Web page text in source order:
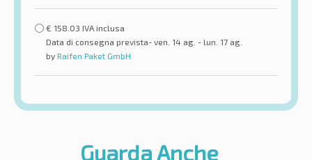
€ 158.03 IVA inclusa
Data di consegna prevista- ven. 14 ag. - lun. 17 ag.
by Raifen Paket GmbH
Guarda Anche